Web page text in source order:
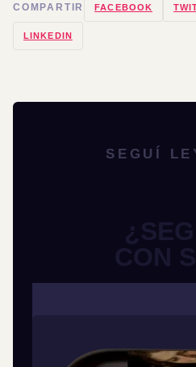
COMPARTIR FACEBOOK
LINKEDIN
SEGUÍ
CON